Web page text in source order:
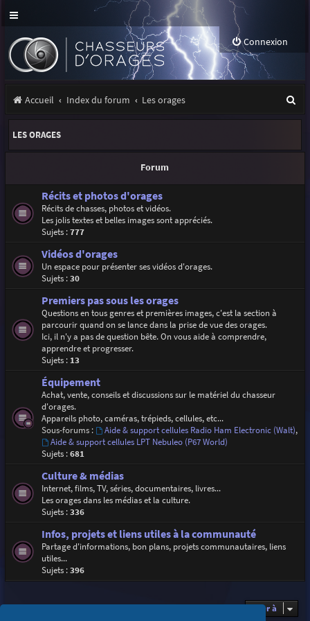
Connexion
Accueil Index du forum Les orages
e
e
LES ORAGES
Forum
Récits et photos d'orages
Récits de chasses, photos et vidéos.
Les jolis textes et belles images sont appréciés.
Sujets :777
Vidéos d'orages
Un espace pour présenter ses vidéos d'orages.
Sujets :30
Premiers pas sous les orages
Questions en tous genres et premières images, c'est la section à
parcourir quand on se lance dans la prise de vue des orages.
Ici, il n'y a pas de question bête. On vous aide à comprendre,
apprendre et progresser.
Sujets : 13
Équipement
Achat, vente, conseils et discussions sur le matériel du chasseur
d'orages.
Appareils photo, caméras, trépieds, cellules, etc...
Sous-forums :
Aide & support cellules Radio Ham Electronic (Walt),
Aide & support cellules LPT Nebuleo (P67 World)
Sujets :681
Culture & médias
Internet, films, TV, séries, documentaires, livres...
Les orages dans les médias et la culture.
Sujets :336
Infos, projets et liens utiles à la communauté
Partage d'informations, bon plans, projets communautaires, liens
utiles...
Sujets :396
Aller à